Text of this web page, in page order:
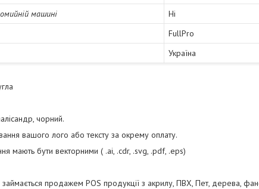
машині
Ні
FullPro
Україна
чорний.
вашого лого або тексту за окрему оплату.
мають бути векторними ( .ai, .cdr, .svg, .pdf, .eps)
займається продажем POS продукції з акрилу, ПВХ, Пет, дерева,